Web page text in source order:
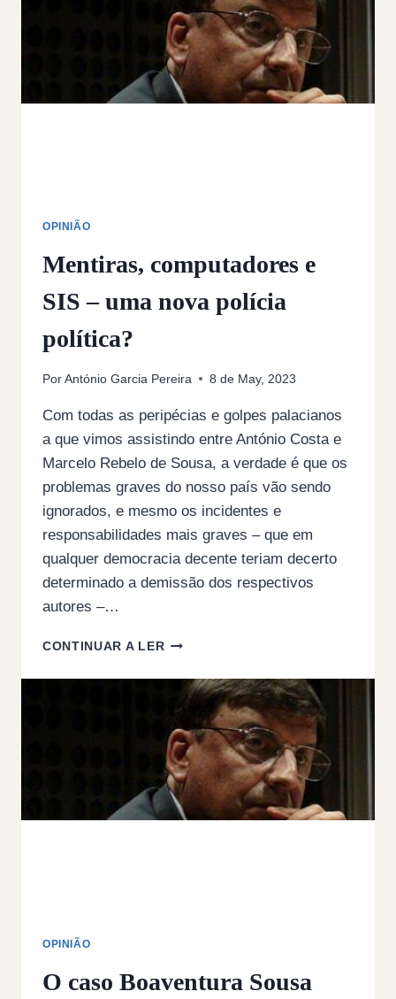
LABORAL
PORTUGUESA
OUSARÁ
CONDENAR
GIGANTES
OPINIÃO
Mentiras, computadores e
SIS – uma nova polícia
política?
Por António Garcia Pereira 8 de May, 2023
Com todas as peripécias e golpes palacianos
a que vimos assistindo entre António Costa e
Marcelo Rebelo de Sousa, a verdade é que os
problemas graves do nosso país vão sendo
ignorados, e mesmo os incidentes e
responsabilidades mais graves – que em
qualquer democracia decente teriam decerto
determinado a demissão dos respectivos
autores –…
CONTINUAR A LERMENTIRAS,
E
UMA
NOVA
POLÍCIA
POLÍTICA?
OPINIÃO
O caso Boaventura Sousa